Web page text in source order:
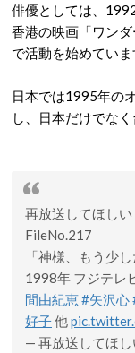
俳優としては、
香港の映画「ワン
で活動を始めていま
日本では1995年の
し、日本だけでな
再放送してほしい
FileNo.217
「神様、もう少し
1998年 フジテレ
間由紀恵#矢沢心
好子他
— 再放送してほ